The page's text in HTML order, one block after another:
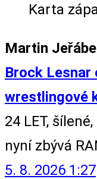
Karta
Martin
Brock
wrestlingové
24 LET,
nyní zbývá
5. 8. 2026 1:27